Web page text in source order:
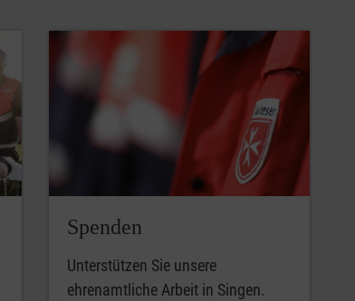
Spenden
Unterstützen Sie unsere
ehrenamtliche Arbeit in Singen.